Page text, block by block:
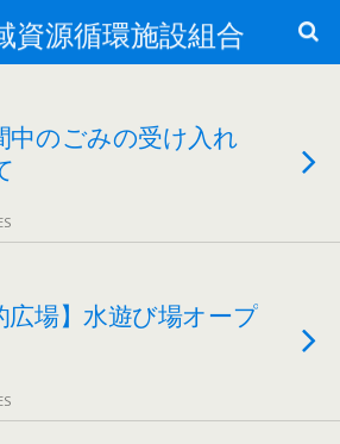
資源循環施設組合
中のごみの受け入れ
広場】水遊び場オープ